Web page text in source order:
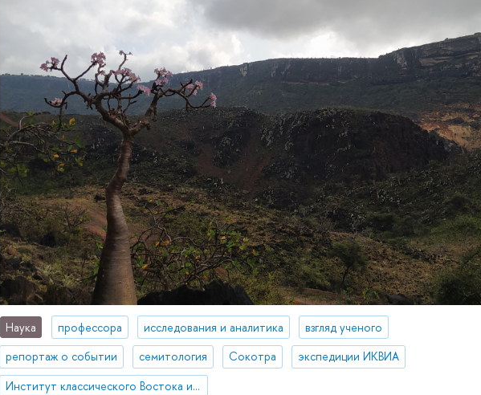
Наука профессора исследования и аналитика
взгляд ученого
репортаж о событии
семитология Сокотра
экспедиции ИКВИА
Институт классического Востока и античности